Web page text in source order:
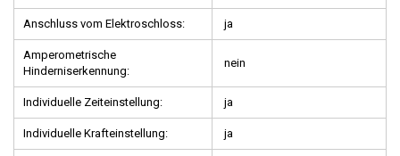
Anschluss vom Elektroschloss: ja
Amperometrische
Hinderniserkennung:
nein
Individuelle Zeiteinstellung: ja
Individuelle Krafteinstellung: ja